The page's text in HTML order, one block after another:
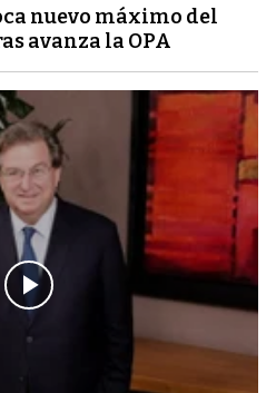
nuevo máximo del
avanza la OPA